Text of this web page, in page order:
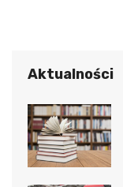
Aktualności